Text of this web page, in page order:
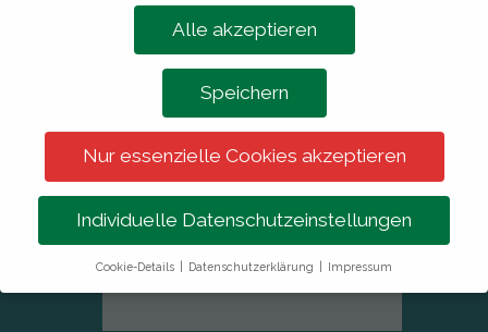
vollkommen entspannt
und Dein Körper-Geist-
Seele-System ist
ausgeglichen.
Die Marmapunkt-
Fußmassage ist ein
wundervolles
Geschenk an Dich
selbst und an liebe
Mitmenschen.
Alle akzeptieren
Speichern
Nur essenzielle Cookies akzeptieren
Individuelle Datenschutzeinstellungen
Cookie-Details Datenschutzerklärung Impressum
Datenschutzeinstellungen
Wir verwenden Cookies auf unserer website.